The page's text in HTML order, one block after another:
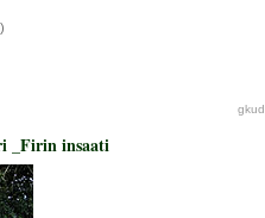
gkud
_Firin insaati